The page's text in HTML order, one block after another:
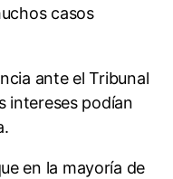
casos
ante el Tribunal
intereses podían
en la mayoría de